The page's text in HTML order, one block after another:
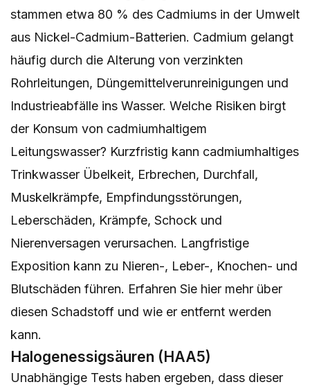
stammen etwa 80 % des Cadmiums in der Umwelt
aus Nickel-Cadmium-Batterien. Cadmium gelangt
häufig durch die Alterung von verzinkten
Rohrleitungen, Düngemittelverunreinigungen und
Industrieabfälle ins Wasser. Welche Risiken birgt
der Konsum von cadmiumhaltigem
Leitungswasser? Kurzfristig kann cadmiumhaltiges
Trinkwasser Übelkeit, Erbrechen, Durchfall,
Muskelkrämpfe, Empfindungsstörungen,
Leberschäden, Krämpfe, Schock und
Nierenversagen verursachen. Langfristige
Exposition kann zu Nieren-, Leber-, Knochen- und
Blutschäden führen. Erfahren Sie hier mehr über
diesen Schadstoff und wie er entfernt werden
kann.
Halogenessigsäuren (HAA5)
Unabhängige Tests haben ergeben, dass dieser